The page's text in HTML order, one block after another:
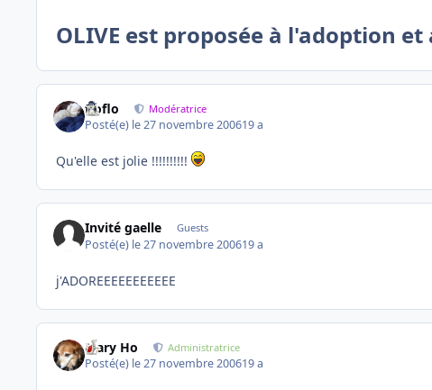
OLIVE est proposée à l'adoption
floflo Modératrice
Posté(e) le 27 novembre 200619 a
Qu'elle est jolie !!!!!!!!!!
Invité gaelle Guests
Posté(e) le 27 novembre 200619 a
j'ADOREEEEEEEEEEE
Mary Ho Administratrice
Posté(e) le 27 novembre 200619 a